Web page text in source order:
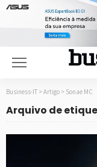
Business-IT > Artigo > Sonae MC
Arquivo de